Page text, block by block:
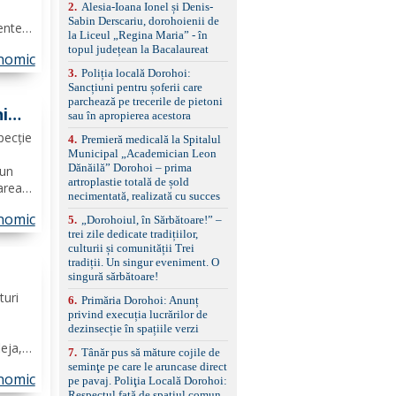
schimbare bandă și
menținere bandă Faruri
bi-xenon adaptive cu
asistent fază lungă
automată , lumini de zi
LED, proiectoare ceață
LED, spălătoare faruri
față/spate, cameră
marșarier Keyless entry
& start, geamuri electrice
față/spate, oglinzi
electrice, încălzite și
rabatabile Sistem hands-
free, Bluetooth, USB
Sistem start/stop, frână
de parcare electrică,
anvelope vară runflat
filtru de particule,
standard Euro 6 Trapă
panoramică, geamuri
remorcare Bonus: -
Covorașe textile montate
pe mașină. -Ofer și un
2. Alesia-Ioana Ionel și Denis-
Sabin Derscariu, dorohoienii de
la Liceul „Regina Maria” - în
topul județean la Bacalaureat
3. Poliția locală Dorohoi:
Sancțiuni pentru șoferii care
parchează pe trecerile de pietoni
sau în apropierea acestora
4. Premieră medicală la Spitalul
Municipal „Academician Leon
Dănăilă” Dorohoi – prima
artroplastie totală de șold
necimentată, realizată cu succes
5.
„Dorohoiul, în Sărbătoare!” –
trei zile dedicate tradițiilor,
culturii și comunității Trei
tradiții. Un singur eveniment. O
singură sărbătoare!
6. Primăria Dorohoi: Anunț
privind execuția lucrărilor de
dezinsecție în spațiile verzi
7. Tânăr pus să măture cojile de
seminţe pe care le aruncase direct
pe pavaj. Poliţia Locală Dorohoi: